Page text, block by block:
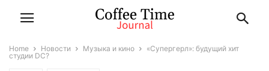
Home Новости Музыка и кино
«Супергерл»: будущий хит
студии DC?